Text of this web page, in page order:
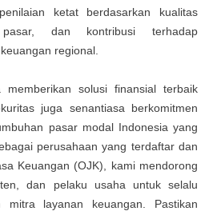
ketat berdasarkan kualitas
dan kontribusi terhadap
regional.
memberikan solusi finansial terbaik
juga senantiasa berkomitmen
pasar modal Indonesia yang
perusahaan yang terdaftar dan
Keuangan (OJK), kami mendorong
dan pelaku usaha untuk selalu
mitra layanan keuangan. Pastikan